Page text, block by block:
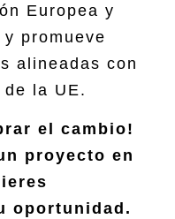
Europea y
promueve
alineadas con
la UE.
el cambio!
proyecto en
oportunidad.